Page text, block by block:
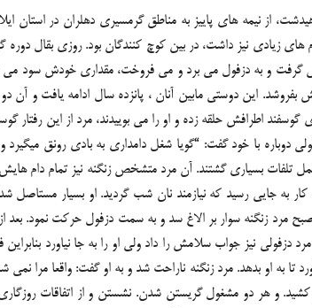
از نیمه های پاییز به مناطق گرمسیری دهلران در
نیز داشت، در بین کوچ کنندگان بود. روزی بقال دوره
و به دزفول می برد و می فروخت، مقداری خودش سود می
این دوستی مابین آنان ، پانزده سال ادامه یافت و
اطرافش حلقه زده و او را می بوییدند، مرد از این رفتار
دوباره با خود گفت: “گویا شغل دامداری به بادی رونق
تلفات بسیاری گشتند. آن مرد متشخص زنگنه نیز تمام
کار به جایی رسید که نیازمند نان شب گردید. او بسیار
مرد زنگنه سوار بر الاغ سد و به سمت دزفول حرکت نمود.
دزفولی نیز جواب سلامش را داد ولی او را به جا نیاورد
او بدهد. مرد زنگنه ناراحت شد و به او گفت: واقعا مرا نمی
و هر دو مشغول گریستن شدن. نشستن و از اتفاقات